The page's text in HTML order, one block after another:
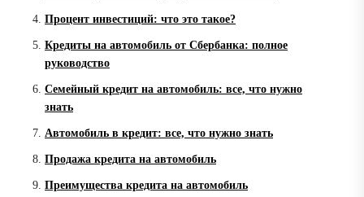
Процент инвестиций: что это такое?
Кредиты на автомобиль от Сбербанка: полное
руководство
Семейный кредит на автомобиль: все, что нужно
знать
Автомобиль в кредит: все, что нужно знать
Продажа кредита на автомобиль
Преимущества кредита на автомобиль